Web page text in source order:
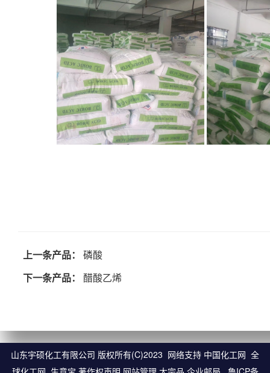
上一条产品： 磷酸
下一条产品： 醋酸乙烯
山东宇硕化工有限公司 版权所有(C)2023 网络支持 中国化工网 全